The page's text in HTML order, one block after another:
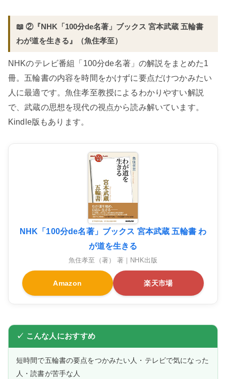
📖 ②『NHK「100分de名著」ブックス 宮本武蔵 五輪書
わが道を生きる』（魚住孝至）
NHKのテレビ番組「100分de名著」の解説をまとめた1
冊。五輪書の内容を時間をかけずに要点だけつかみたい
人に最適です。魚住孝至教授によるわかりやすい解説
で、武蔵の思想を現代の視点から読み解いています。
Kindle版もあります。
NHK「100分de名著」ブックス 宮本武蔵 五輪書 わ
が道を生きる
魚住孝至（著） 著｜NHK出版
Amazon 楽天市場
✓ こんな人におすすめ
短時間で五輪書の要点をつかみたい人・テレビで気になった
人・読書が苦手な人